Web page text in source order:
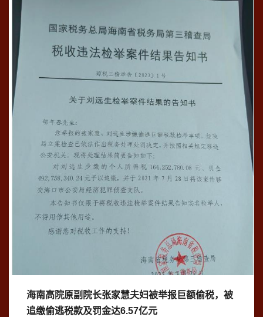
海南高院原副院长张家慧夫妇被举报巨额偷税，被
追缴偷逃税款及罚金达6.57亿元